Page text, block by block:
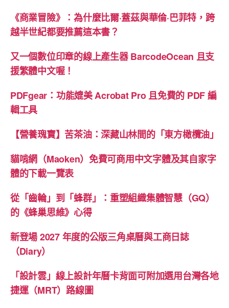
《商業冒險》：為什麼比爾·蓋茲與華倫·巴菲特，跨
越半世紀都要推薦這本書？
又一個數位印章的線上產生器 BarcodeOcean 且支
援繁體中文喔！
PDFgear：功能媲美 Acrobat Pro 且免費的 PDF 編
輯工具
【營養瑰寶】苦茶油：深藏山林間的「東方橄欖油」
貓啃網（Maoken）免費可商用中文字體及其自家字
體的下載一覽表
從「齒輪」到「蜂群」：重塑組織集體智慧（GQ）
的《蜂巢思維》心得
新登場 2027 年度的公版三角桌曆與工商日誌
（Diary）
「設計雲」線上設計年曆卡背面可附加選用台灣各地
捷運（MRT）路線圖